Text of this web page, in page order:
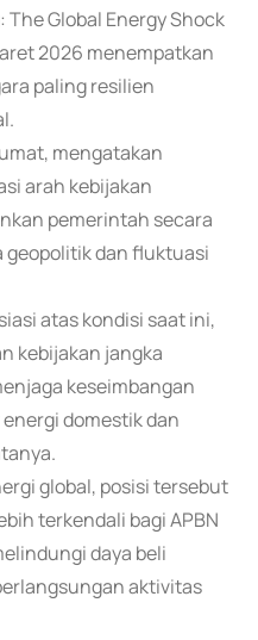
Global Energy Shock
2026 menempatkan
paling resilien
mengatakan
arah kebijakan
pemerintah secara
geopolitik dan fluktuasi
atas kondisi saat ini,
kebijakan jangka
keseimbangan
domestik dan
global, posisi tersebut
terkendali bagi APBN
daya beli
aktivitas